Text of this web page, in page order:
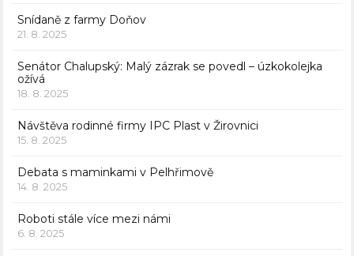
Snídaně z farmy Doňov
21. 8. 2025
Senátor Chalupský: Malý zázrak se povedl – úzkokolejka
ožívá
18. 8. 2025
Návštěva rodinné firmy IPC Plast v Žirovnici
15. 8. 2025
Debata s maminkami v Pelhřimově
14. 8. 2025
Roboti stále více mezi námi
6. 8. 2025